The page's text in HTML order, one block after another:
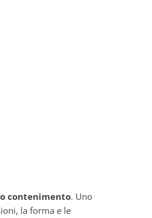
contenimento. Uno
la forma e le